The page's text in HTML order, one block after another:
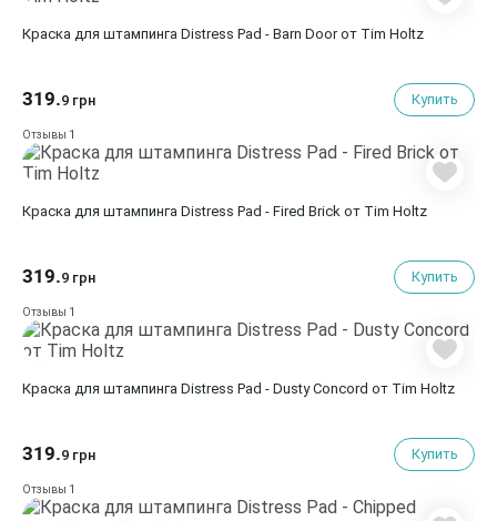
Краска для штампинга Distress Pad - Barn Door от Tim Holtz
319.9 грн Купить
Отзывы 1
Краска для штампинга Distress Pad - Fired Brick от Tim Holtz
319.9 грн Купить
Отзывы 1
Краска для штампинга Distress Pad - Dusty Concord от Tim Holtz
319.9 грн Купить
Отзывы 1